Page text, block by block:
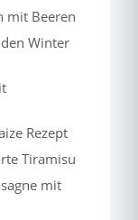
mit Beeren
Winter
Rezept
Tiramisu
mit